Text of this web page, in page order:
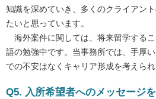
知識を深めていき、多くのクライアン
たいと思っています。
海外案件に関しては、将来留学する
語の勉強中です。当事務所では、手厚
での不安はなくキャリア形成を考えられ
Q5. 入所希望者へのメッセージを